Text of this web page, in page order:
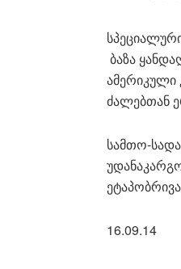
ბაზა
ამერიკული
ძალებთან
სამთო-
16.09.14